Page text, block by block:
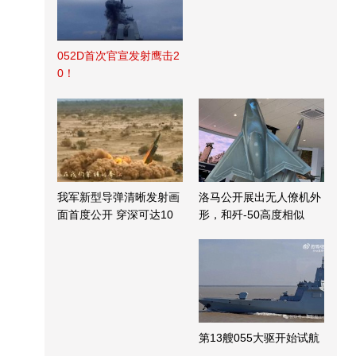
052D首次官宣发射鹰击2
0！
我军新型导弹清晰发射画
面首度公开 穿深可达10
洛马公开展出无人僚机外
形，和歼-50高度相似
第13艘055大驱开始试航